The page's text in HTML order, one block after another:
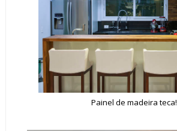
Painel de madeira teca!